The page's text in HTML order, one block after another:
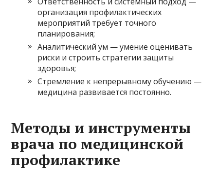
организация профилактических
мероприятий требует точного
планирования;
Аналитический ум — умение оценивать
риски и строить стратегии защиты
здоровья;
Стремление к непрерывному обучению —
медицина развивается постоянно.
Методы и инструменты
врача по медицинской
профилактике